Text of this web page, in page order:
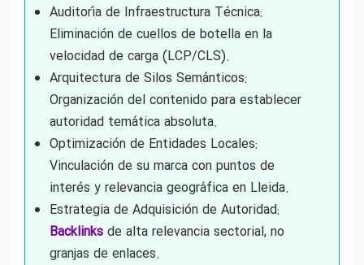
Auditoría de Infraestructura Técnica:
Eliminación de cuellos de botella en la
velocidad de carga (LCP/CLS).
Arquitectura de Silos Semánticos:
Organización del contenido para establecer
autoridad temática absoluta.
Optimización de Entidades Locales:
Vinculación de su marca con puntos de
interés y relevancia geográfica en Lleida.
Estrategia de Adquisición de Autoridad:
Backlinks de alta relevancia sectorial, no
granjas de enlaces.